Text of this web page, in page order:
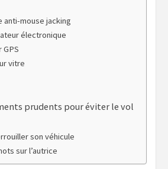
anti-mouse jacking
électronique
GPS
vitre
prudents pour éviter le vol
son véhicule
sur l’autrice